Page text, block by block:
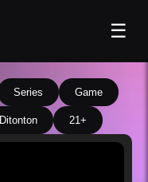
☰
Series Game
Ditonton 21+